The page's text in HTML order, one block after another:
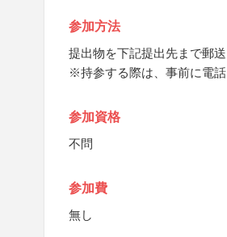
参加方法
提出物を下記提出先まで郵
※持参する際は、事前に電
参加資格
不問
参加費
無し